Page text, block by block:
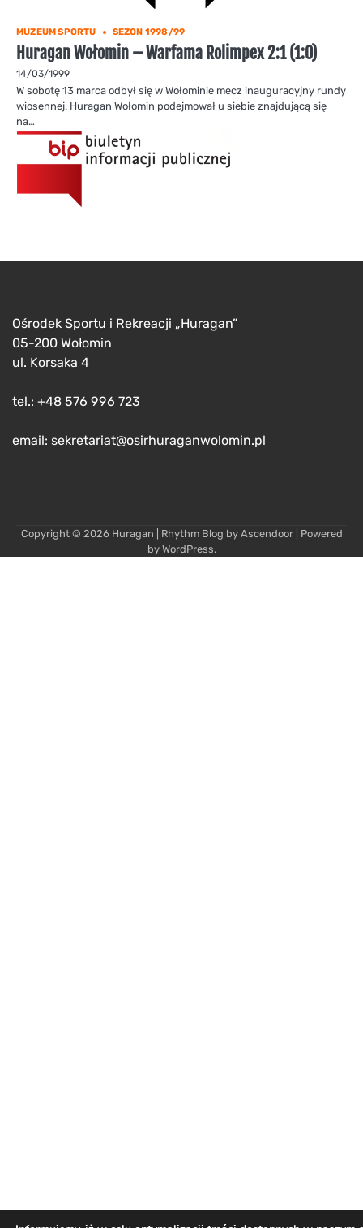
MUZEUM SPORTU SEZON 1998/99
Huragan Wołomin – Warfama Rolimpex 2:1 (1:0)
14/03/1999
W sobotę 13 marca odbył się w Wołominie mecz inauguracyjny rundy
wiosennej. Huragan Wołomin podejmował u siebie znajdującą się
na…
Ośrodek Sportu i Rekreacji „Huragan”
05-200 Wołomin
ul. Korsaka 4
tel.: +48 576 996 723
email: sekretariat@osirhuraganwolomin.pl
Copyright © 2026 Huragan | Rhythm Blog by Ascendoor| Powered
by WordPress.